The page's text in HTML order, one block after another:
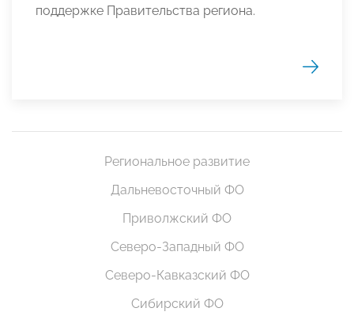
поддержке Правительства региона.
Региональное развитие
Дальневосточный ФО
Приволжский ФО
Северо-Западный ФО
Северо-Кавказский ФО
Сибирский ФО